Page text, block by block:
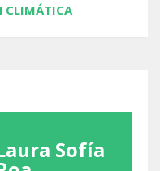
CLIMÁTICA
aquí
Sofía